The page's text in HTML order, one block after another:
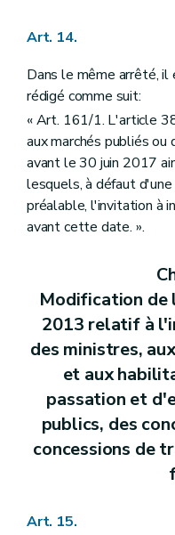
Art. 14.
Dans le même arrêté,
rédigé comme suit:
« Art. 161/1. L'article
aux marchés publiés ou
avant le 30 juin 2017
lesquels, à défaut
préalable, l'invitation à
avant cette date. ».
Modification de
2013 relatif à
des ministres,
et aux
passation et
publics, des
concessions de
Art. 15.